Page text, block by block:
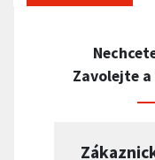
Zavolejte